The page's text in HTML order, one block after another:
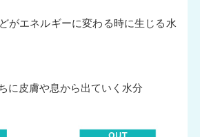
がエネルギーに変わる時に生じる水
に皮膚や息から出ていく水分